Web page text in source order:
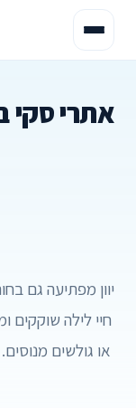
אתרי סקי
יוון מפתיעה גם
חיי לילה
או גולשים